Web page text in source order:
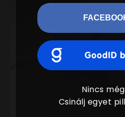
Nincs
Csinálj egyet